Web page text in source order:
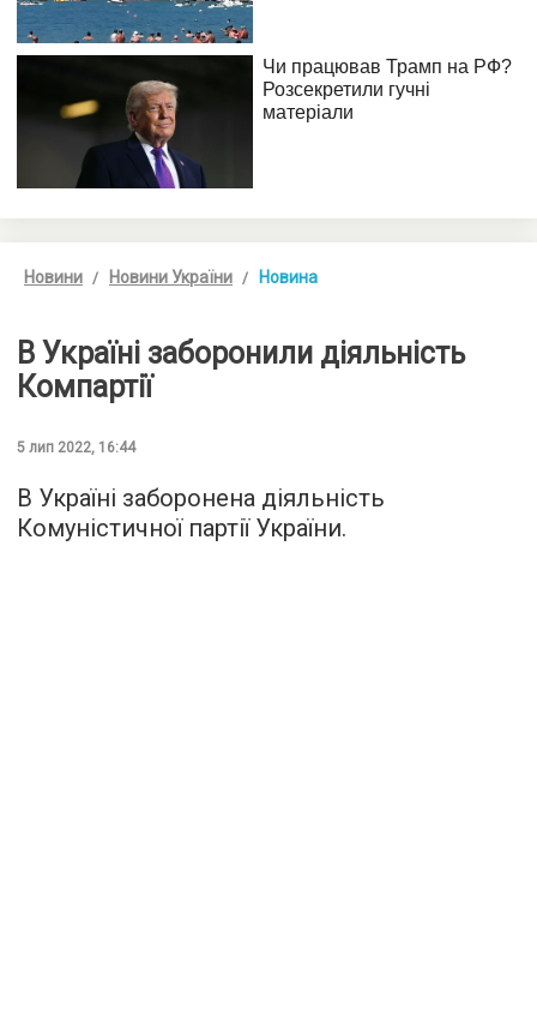
Новини Новини України Новина
В Україні заборонили діяльність
Компартії
5 лип 2022, 16:44
В Україні заборонена діяльність
Комуністичної партії України.